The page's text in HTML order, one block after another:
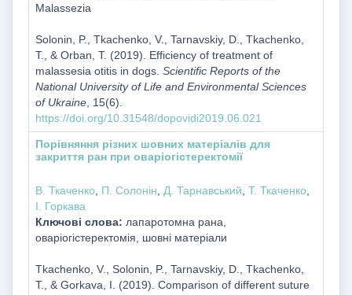
Malassezia
Solonin, P., Tkachenko, V., Tarnavskiy, D., Tkachenko,
T., & Orban, T. (2019). Efficiency of treatment of
malassesia otitis in dogs. Scientific Reports of the
National University of Life and Environmental Sciences
of Ukraine, 15(6).
https://doi.org/10.31548/dopovidi2019.06.021
Порівняння різних шовних матеріалів для
закриття ран при оваріогістеректомії
В. Ткаченко, П. Солонін Д. Тарнавський Т. Ткаченко,
І. Горкава
Ключові слова: лапаротомна рана,
оваріогістеректомія, шовні матеріали
Tkachenko, V., Solonin, P., Tarnavskiy, D., Tkachenko,
T., & Gorkava, I. (2019). Comparison of different suture